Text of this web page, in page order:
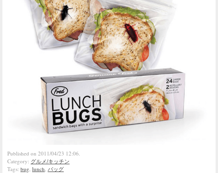
Published on 2011/04/23 12:06.
Category: グルメ/キッチン
Tags: bug, lunch, バッグ